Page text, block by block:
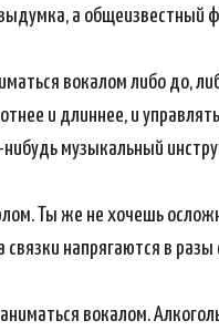
выдумка, а
вокалом либо до,
и длиннее, и
музыкальный
Ты же не хочешь
напрягаются в
вокалом.